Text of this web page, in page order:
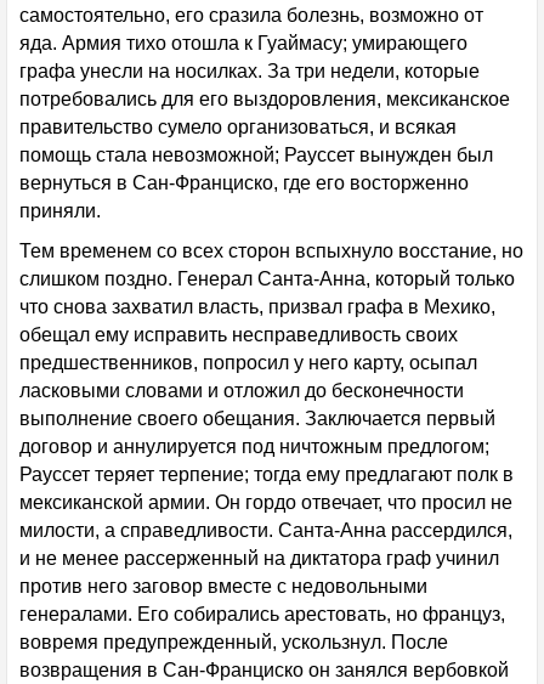
самостоятельно, его сразила болезнь, возможно от
яда. Армия тихо отошла к Гуаймасу; умирающего
графа унесли на носилках. За три недели, которые
потребовались для его выздоровления, мексиканское
правительство сумело организоваться, и всякая
помощь стала невозможной; Рауссет вынужден был
вернуться в Сан-Франциско, где его восторженно
приняли.
Тем временем со всех сторон вспыхнуло восстание, но
слишком поздно. Генерал Санта-Анна, который только
что снова захватил власть, призвал графа в Мехико,
обещал ему исправить несправедливость своих
предшественников, попросил у него карту, осыпал
ласковыми словами и отложил до бесконечности
выполнение своего обещания. Заключается первый
договор и аннулируется под ничтожным предлогом;
Рауссет теряет терпение; тогда ему предлагают полк в
мексиканской армии. Он гордо отвечает, что просил не
милости, а справедливости. Санта-Анна рассердился,
и не менее рассерженный на диктатора граф учинил
против него заговор вместе с недовольными
генералами. Его собирались арестовать, но француз,
вовремя предупрежденный, ускользнул. После
возвращения в Сан-Франциско он занялся вербовкой